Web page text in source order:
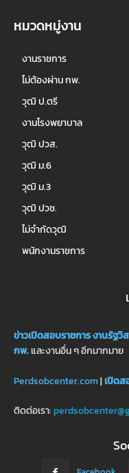
หมวดหมู่งาน
งานราชการ
ไม่ต้องผ่าน กพ.
วุฒิ ป.ตรี
งานโรงพยาบาล
วุฒิ ปวส.
วุฒิ ม.6
วุฒิ ม.3
วุฒิ ปวช.
ไม่จำกัดวุฒิ
พนักงานราชการ
ข่าวเปิดสอบราชการงานรัฐวิ
กพ.และงานอื่น ๆ อีกมากมาย
Perdsobcenter.com|เปิดส
ติดต่อเรา: